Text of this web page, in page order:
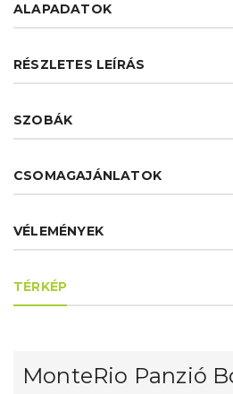
ALAPADATOK
RÉSZLETES LEÍRÁS
SZOBÁK
CSOMAGAJÁNLATOK
VÉLEMÉNYEK
TÉRKÉP
MonteRio Panzió